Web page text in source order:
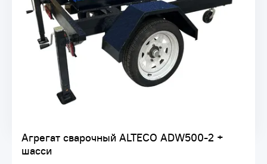
Агрегат сварочный ALTECO ADW500-2 +
шасси